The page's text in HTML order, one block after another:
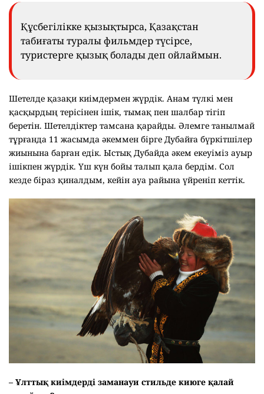
Құсбегілікке қызықтырса, Қазақстан
табиғаты туралы фильмдер түсірсе,
туристерге қызық болады деп ойлаймын.
Шетелде қазақи киімдермен жүрдік. Анам түлкі мен
қасқырдың терісінен ішік, тымақ пен шалбар тігіп
беретін. Шетелдіктер тамсана қарайды. Әлемге танылмай
тұрғанда 11 жасымда әкеммен бірге Дубайға бүркітшілер
жиынына барған едік. Ыстық Дубайда әкем екеуіміз ауыр
ішікпен жүрдік. Үш күн бойы талып қала бердім. Сол
кезде біраз қиналдым, кейін ауа райына үйреніп кеттік.
– Ұлттық киімдерді заманауи стильде киюге қалай